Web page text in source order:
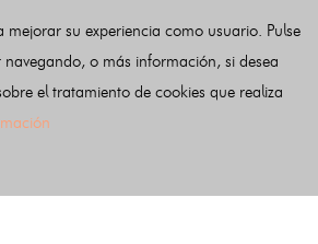
Últimas noticias
mejorar su experiencia como usuario. Pulse
o más información, si desea
el tratamiento de cookies que realiza